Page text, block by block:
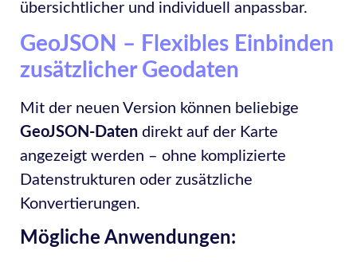
übersichtlicher und individuell anpassbar.
GeoJSON – Flexibles Einbinden
zusätzlicher Geodaten
Mit der neuen Version können beliebige
GeoJSON-Datendirekt auf der Karte
angezeigt werden – ohne komplizierte
Datenstrukturen oder zusätzliche
Konvertierungen.
Mögliche Anwendungen: